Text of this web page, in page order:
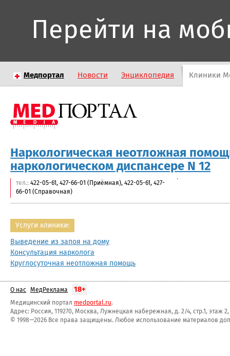
Перейти на
Медпортал Новости Энциклопедия Клиники
Наркологическая неотложная
наркологическом диспансере N 12
тел.: 422-05-61, 427-66-01 (Приёмная), 422-05-61, 427-
66-01 (Справочная)
Услуги клиники:
Выведение из запоя на дому
Консультация нарколога
Круглосуточная неотложная помощь
О нас МедРеклама 18+
Медицинский портал medportal.ru.
Адрес: Россия, 119270, Москва, Лужнецкая набережная, д. 2/4, стр.1, этаж
© 1998—2026 Все права защищены. Любое использование материалов